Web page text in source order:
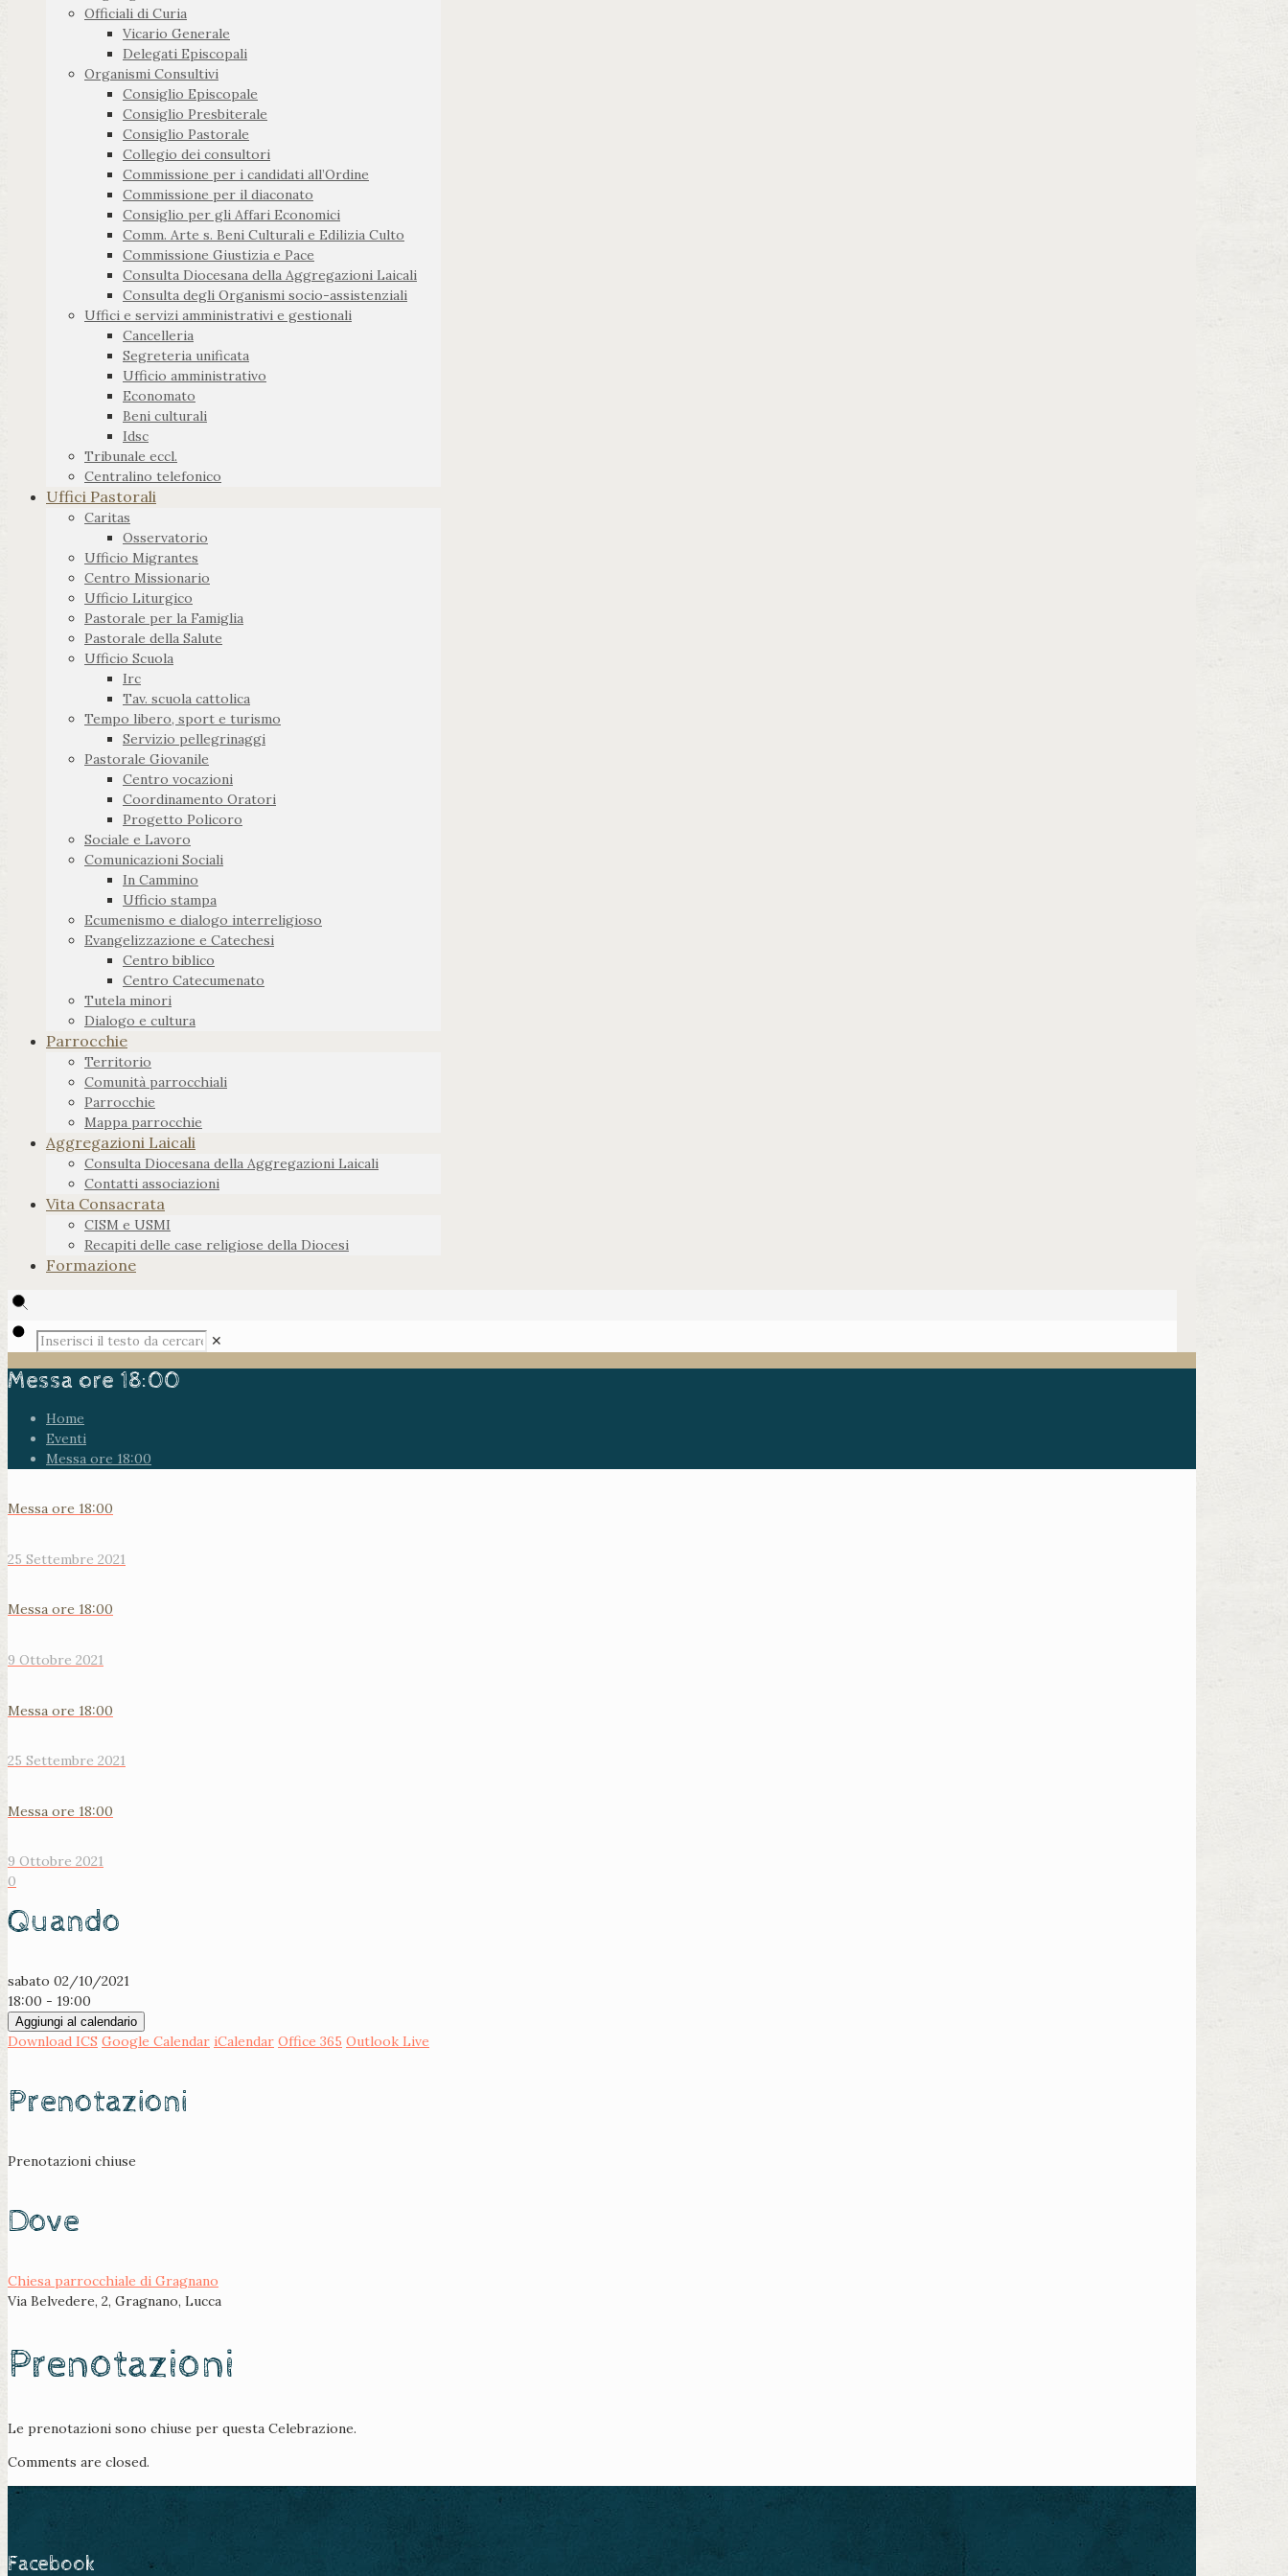
Officiali di Curia
Vicario Generale
Delegati Episcopali
Organismi Consultivi
Consiglio Episcopale
Consiglio Presbiterale
Consiglio Pastorale
Collegio dei consultori
Commissione per i candidati all’Ordine
Commissione per il diaconato
Consiglio per gli Affari Economici
Comm. Arte s. Beni Culturali e Edilizia Culto
Commissione Giustizia e Pace
Consulta Diocesana della Aggregazioni Laicali
Consulta degli Organismi socio-assistenziali
Uffici e servizi amministrativi e gestionali
Cancelleria
Segreteria unificata
Ufficio amministrativo
Economato
Beni culturali
Idsc
Tribunale eccl.
Centralino telefonico
Uffici Pastorali
Caritas
Osservatorio
Ufficio Migrantes
Centro Missionario
Ufficio Liturgico
Pastorale per la Famiglia
Pastorale della Salute
Ufficio Scuola
Irc
Tav. scuola cattolica
Tempo libero, sport e turismo
Servizio pellegrinaggi
Pastorale Giovanile
Centro vocazioni
Coordinamento Oratori
Progetto Policoro
Sociale e Lavoro
Comunicazioni Sociali
In Cammino
Ufficio stampa
Ecumenismo e dialogo interreligioso
Evangelizzazione e Catechesi
Centro biblico
Centro Catecumenato
Tutela minori
Dialogo e cultura
Parrocchie
Territorio
Comunità parrocchiali
Parrocchie
Mappa parrocchie
Aggregazioni Laicali
Consulta Diocesana della Aggregazioni Laicali
Contatti associazioni
Vita Consacrata
CISM e USMI
Recapiti delle case religiose della Diocesi
Formazione
✕
Messa ore 18:00
Home
Eventi
Messa ore 18:00
Messa ore 18:00
25 Settembre 2021
Messa ore 18:00
9 Ottobre 2021
Messa ore 18:00
25 Settembre 2021
Messa ore 18:00
9 Ottobre 2021
0
Quando
sabato 02/10/2021
18:00 - 19:00
Aggiungi al calendario
Download ICS Google Calendar iCalendar Office 365 Outlook Live
Prenotazioni
Prenotazioni chiuse
Dove
Chiesa parrocchiale di Gragnano
Via Belvedere, 2, Gragnano, Lucca
Prenotazioni
Le prenotazioni sono chiuse per questa Celebrazione.
Comments are closed.
Facebook